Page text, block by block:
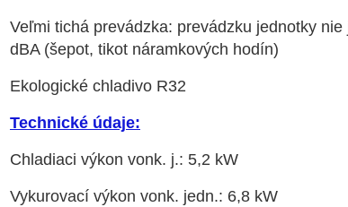
Veľmi tichá prevádzka: prevádzku jednotky
dBA (šepot, tikot náramkových hodín)
Ekologické chladivo R32
Technické údaje:
Chladiaci výkon vonk. j.: 5,2 kW
Vykurovací výkon vonk. jedn.: 6,8 kW